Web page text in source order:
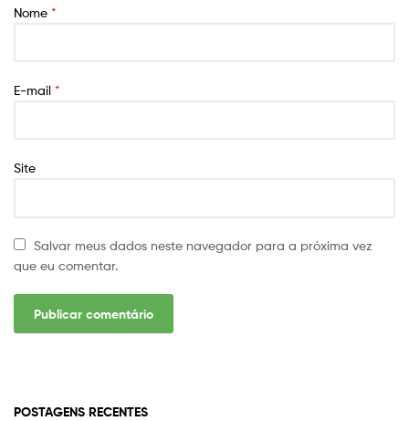
Nome *
E-mail *
Site
Salvar meus dados neste navegador para a próxima vez
que eu comentar.
POSTAGENS RECENTES